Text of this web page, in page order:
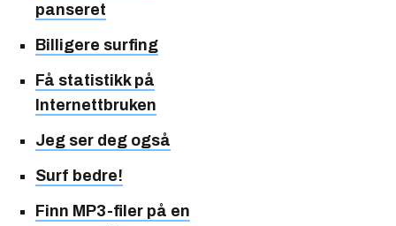
panseret
Billigere surfing
Få statistikk på
Internettbruken
Jeg ser deg også
Surf bedre!
Finn MP3-filer på en